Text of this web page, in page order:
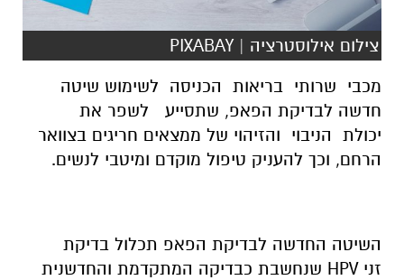
צילום אילוסטרציה | PIXABAY
מכבי שרותי בריאות הכניסה לשימוש שיטה
חדשה לבדיקת הפאפ, שתסייע לשפר את
יכולת הניבוי והזיהוי של ממצאים חריגים בצוואר
הרחם, וכך להעניק טיפול מוקדם ומיטבי לנשים.
השיטה החדשה לבדיקת הפאפ תכלול בדיקת
זני HPV שנחשבת כבדיקה המתקדמת והחדשנית